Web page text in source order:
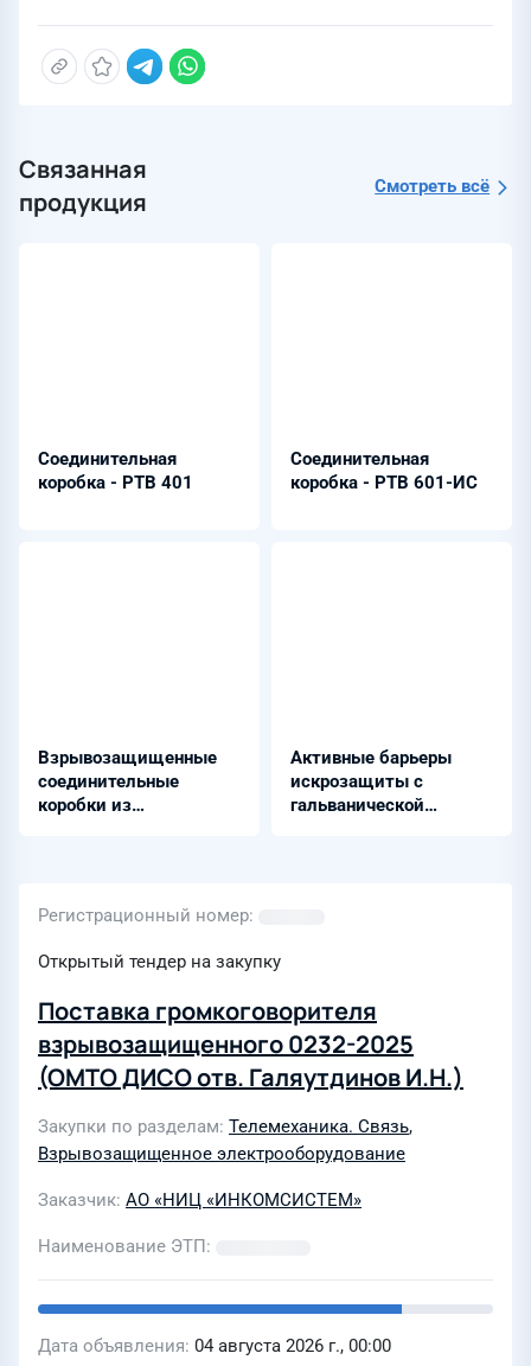
Связанная
продукция
Смотреть всё
Соединительная
коробка - РТВ 401
Соединительная
коробка - РТВ 601-ИС
Взрывозащищенные
соединительные
коробки из
Активные барьеры
искрозащиты с
гальванической
Регистрационный номер
Открытый тендер на закупку
Поставка громкоговорителя
взрывозащищенного 0232-2025
(ОМТО ДИСО отв. Галяутдинов И.Н.)
Закупки по разделам Телемеханика. Связь,
Взрывозащищенное электрооборудование
Заказчик АО «НИЦ «ИНКОМСИСТЕМ»
Наименование ЭТП
Дата объявления 04 августа 2026 г., 00:00